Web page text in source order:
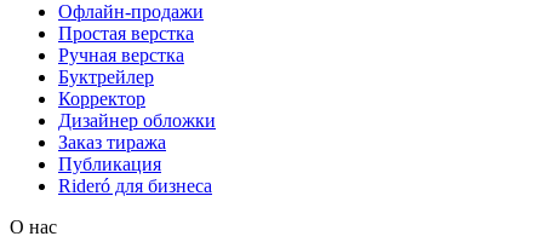
Офлайн-продажи
Простая верстка
Ручная верстка
Буктрейлер
Корректор
Дизайнер обложки
Заказ тиража
Публикация
Rideró для бизнеса
О нас